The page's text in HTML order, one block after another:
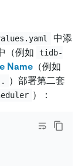
中添
（例如
tidb-
Name （例如
）部署第二套
）：